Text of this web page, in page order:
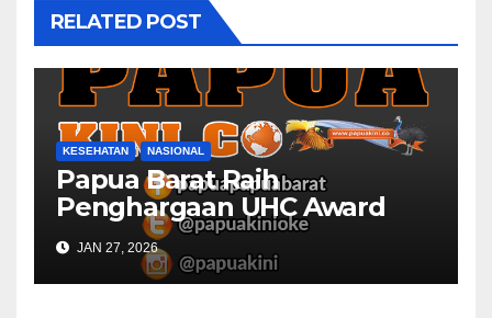
RELATED POST
KESEHATAN NASIONAL
Papua Barat Raih
Penghargaan UHC Award
BPJS Kesehatan
JAN 27, 2026